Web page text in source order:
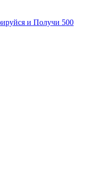
и Получи 500